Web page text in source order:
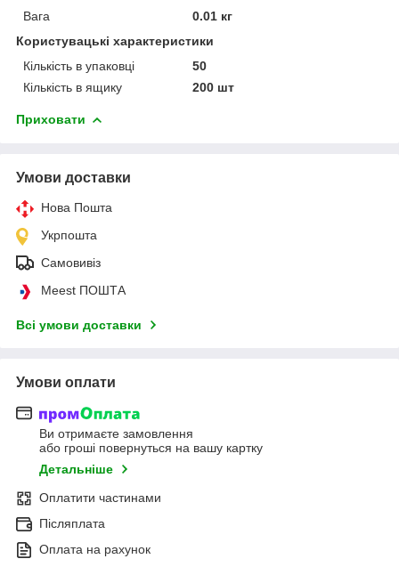
Вага
0.01 кг
Користувацькі характеристики
Кількість в упаковці
50
Кількість в ящику
200 шт
Приховати
Умови доставки
Нова Пошта
Укрпошта
Самовивіз
Meest ПОШТА
Всі умови доставки
Умови оплати
Ви отримаєте замовлення
або гроші повернуться на вашу картку
Детальніше
Оплатити частинами
Післяплата
Оплата на рахунок